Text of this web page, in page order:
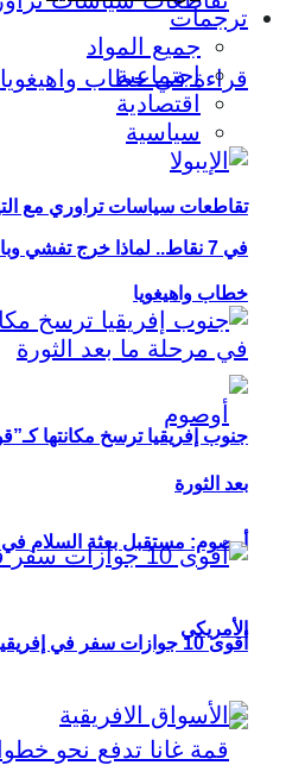
تقاطعات سياسات تراوري مع
خطاب واهيغويا
أوصوم: مستقبل بعثة السلام
الأمريكي
ترجمات
جميع المواد
اجتماعية
اقتصادية
سياسية
في 7 نقاط.. لماذا خرج تفشي وباء إيبولا عن السيطرة؟
جنوب إفريقيا ترسخ مكانتها
بعد الثورة
أقوى 10 جوازات سفر في إفريقيا لعام 2026